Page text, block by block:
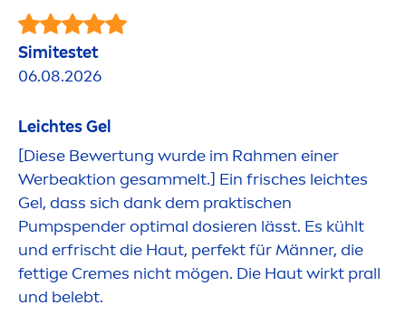
Simitestet
06.08.2026
Leichtes Gel
[Diese Bewertung wurde im Rahmen einer
Werbeaktion gesammelt.] Ein frisches leichtes
Gel, dass sich dank dem praktischen
Pumpspender optimal dosieren lässt. Es kühlt
und erfrischt die Haut, perfekt für Männer, die
fettige Cremes nicht mögen. Die Haut wirkt prall
und belebt.